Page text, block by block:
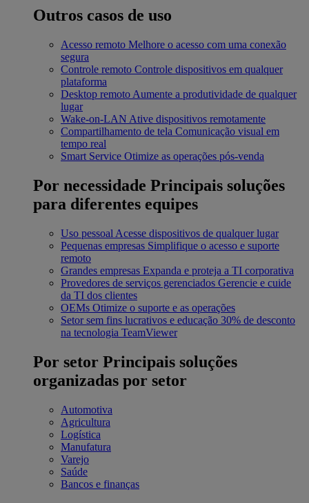
Outros casos de uso
Acesso remoto Melhore o acesso com uma conexão
segura
Controle remoto Controle dispositivos em qualquer
plataforma
Desktop remoto Aumente a produtividade de qualquer
lugar
Wake-on-LAN Ative dispositivos remotamente
Compartilhamento de tela Comunicação visual em
tempo real
Smart Service Otimize as operações pós-venda
Por necessidade Principais soluções
para diferentes equipes
Uso pessoal Acesse dispositivos de qualquer lugar
Pequenas empresas Simplifique o acesso e suporte
remoto
Grandes empresas Expanda e proteja a TI corporativa
Provedores de serviços gerenciados Gerencie e cuide
da TI dos clientes
OEMs Otimize o suporte e as operações
Setor sem fins lucrativos e educação 30% de desconto
na tecnologia TeamViewer
Por setor Principais soluções
organizadas por setor
Automotiva
Agricultura
Logística
Manufatura
Varejo
Saúde
Bancos e finanças